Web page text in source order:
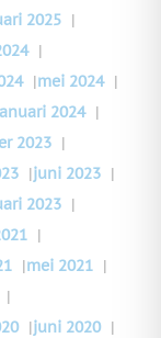
2025 |
|
|mei 2024 |
2024 |
2023 |
|juni 2023 |
2023 |
|
|mei 2021 |
|
|juni 2020 |